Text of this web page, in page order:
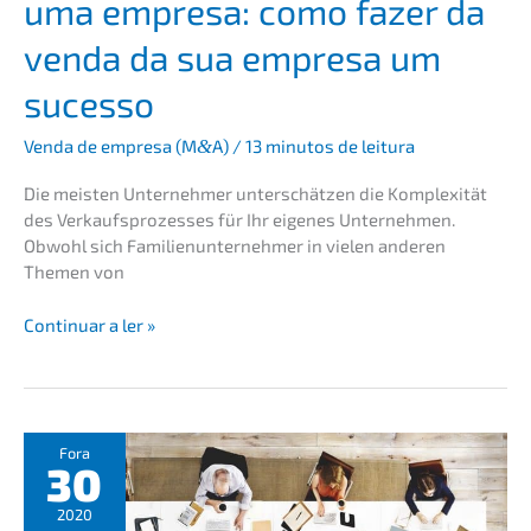
de
sas
familia­
res
uma empre­sa: como fazer da
venda da sua empre­sa um
sucesso
Venda de empre­sa (M&A) / 13 minutos de leitura
Die meisten Unter­neh­mer unter­schät­zen die Komple­xi­tät
des Verkaufs­pro­zes­ses für Ihr eigenes Unter­neh­men.
Obwohl sich Famili­en­un­ter­neh­mer in vielen anderen
Themen von
Consel­
venda
uma
empre­
Conti­nu­ar a ler »
Fora
30
2020